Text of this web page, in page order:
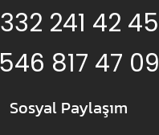
241 42 45
817 47 09
Sosyal Paylaşım